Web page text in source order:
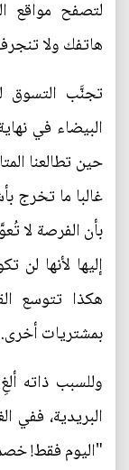
لتصفح مواقع
هاتفك ولا
تجنَّب التسوق
البيضاء في
حين تطالعنا
غالبا ما تخرج
بأن الفرصة
إليها لأنها لن
هكذا تتوسع
بمشتريات أخرى.
وللسبب ذاته
البريدية، ففي